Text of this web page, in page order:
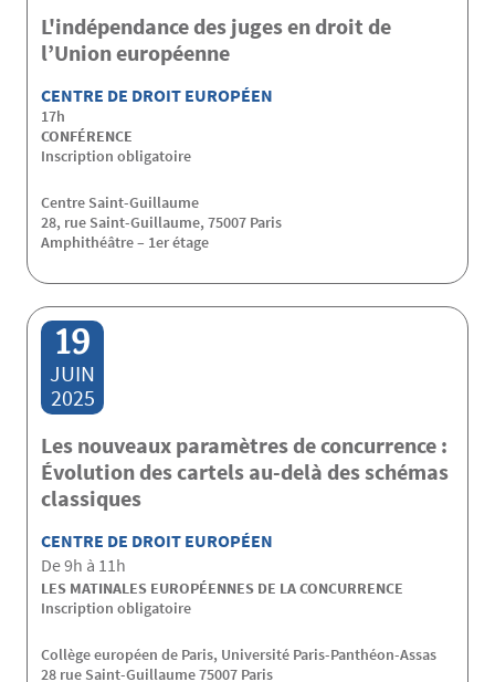
L'indépendance des juges en droit de
l’Union européenne
CENTRE DE DROIT EUROPÉEN
17h
CONFÉRENCE
Inscription obligatoire
Centre Saint-Guillaume
28, rue Saint-Guillaume, 75007 Paris
Amphithéâtre – 1er étage
19
JUIN
2025
Les nouveaux paramètres de concurrence :
Évolution des cartels au-delà des schémas
classiques
CENTRE DE DROIT EUROPÉEN
De 9h à 11h
LES MATINALES EUROPÉENNES DE LA CONCURRENCE
Inscription obligatoire
Collège européen de Paris, Université Paris-Panthéon-Assas
28 rue Saint-Guillaume 75007 Paris